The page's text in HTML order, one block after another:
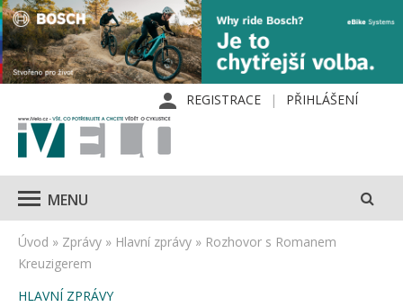
REGISTRACE PŘIHLÁŠENÍ
MENU
Úvod » Zprávy » Hlavní zprávy » Rozhovor s Romanem
Kreuzigerem
HLAVNÍ ZPRÁVY